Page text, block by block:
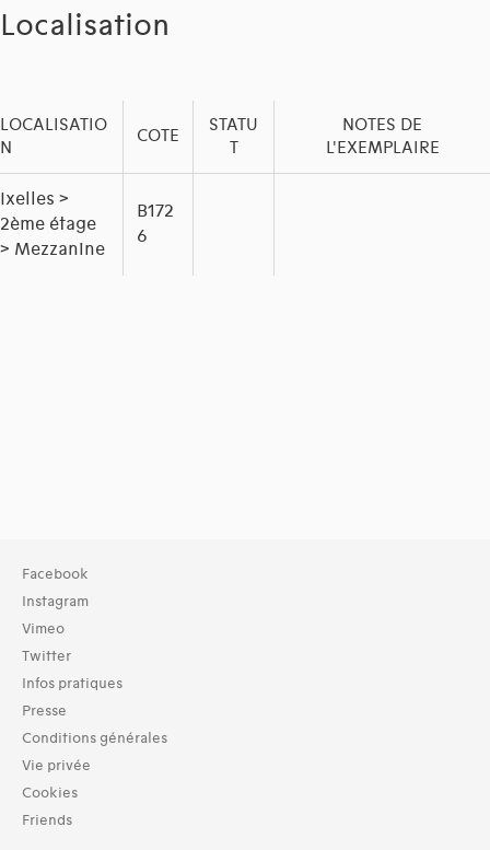
Localisation
LOCALISATIO
N
COTE
STATU
T
NOTES DE
L'EXEMPLAIRE
Ixelles >
2ème étage
> Mezzanine
B172
6
Facebook
Instagram
Vimeo
Twitter
Infos pratiques
Presse
Conditions générales
Vie privée
Cookies
Friends